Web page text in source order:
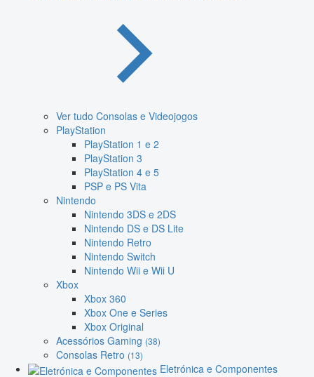
Ver tudo Consolas e Videojogos
PlayStation
PlayStation 1 e 2
PlayStation 3
PlayStation 4 e 5
PSP e PS Vita
Nintendo
Nintendo 3DS e 2DS
Nintendo DS e DS Lite
Nintendo Retro
Nintendo Switch
Nintendo Wii e Wii U
Xbox
Xbox 360
Xbox One e Series
Xbox Original
Acessórios Gaming (38)
Consolas Retro (13)
Eletrónica e Componentes